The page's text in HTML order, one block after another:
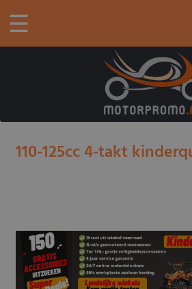
☰
110-125cc 4-takt